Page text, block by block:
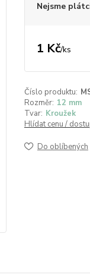
Nejsme
1 Kč/ks
Číslo produktu:
Rozměr: 12 mm
Tvar: Kroužek
Hlídat cenu /
Do oblíbených